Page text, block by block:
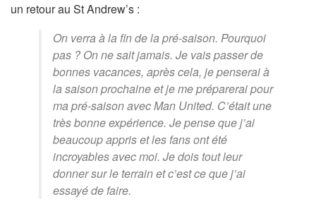
un retour au St Andrew’s :
On verra à la fin de la pré-saison. Pourquoi
pas ? On ne sait jamais. Je vais passer de
bonnes vacances, après cela, je penserai à
la saison prochaine et je me préparerai pour
ma pré-saison avec Man United. C’était une
très bonne expérience. Je pense que j’ai
beaucoup appris et les fans ont été
incroyables avec moi. Je dois tout leur
donner sur le terrain et c’est ce que j’ai
essayé de faire.